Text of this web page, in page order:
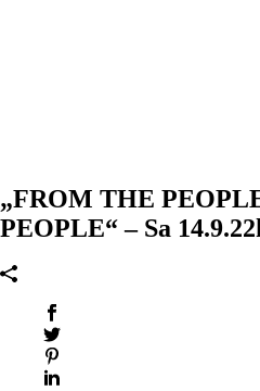
„FROM THE
PEOPLE“ – Sa